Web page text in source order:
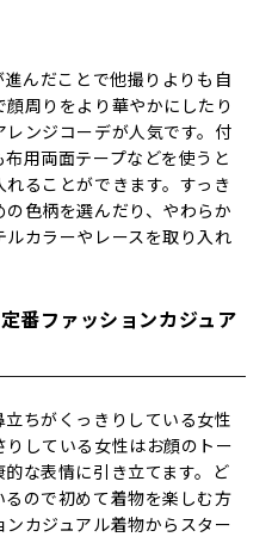
んだことで他撮りよりも自
周りをより華やかにしたり
ンジコーデが人気です。付
用両面テープなどを使うと
ることができます。すっき
色柄を選んだり、やわらか
カラーやレースを取り入れ
番ファッションカジュア
ちがくっきりしている女性
している女性はお顔のトー
な表情に引き立てます。ど
ので初めて着物を楽しむ方
カジュアル着物からスター